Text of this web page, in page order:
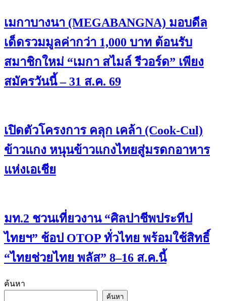
เมกาบางนา (MEGABANGNA) มอบดีล
เด็ดรวมมูลค่ากว่า 1,000 บาท ต้อนรับ
สมาชิกใหม่ “เมกา สไมล์ รีวอร์ด” เพียง
สมัครวันนี้ – 31 ส.ค. 69
เปิดตัวโครงการ คลุก เคล้า (Cook-Cul)
ข้าวแกง หนุนข้าวแกงไทยสู่มรดกอาหาร
แห่งเอเชีย
มท.2 ชวนเที่ยวงาน “ศิลปาชีพประทีป
ไทยฯ” ช้อป OTOP ทั่วไทย พร้อมใช้สิทธิ์
“ไทยช่วยไทย พลัส” 8–16 ส.ค.นี้
ค้นหา
ค้นหา